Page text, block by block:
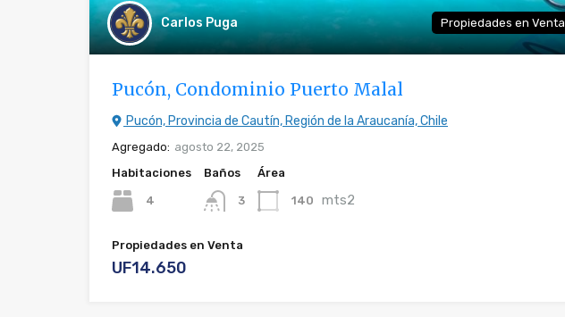
Carlos Puga Propiedades en Venta
Pucón, Condominio Puerto Malal
Pucón, Provincia de Cautín, Región de la Araucanía, Chile
Agregado: agosto 22, 2025
Habitaciones
4
Baños
3
Área
140 mts2
Propiedades en Venta
UF14.650